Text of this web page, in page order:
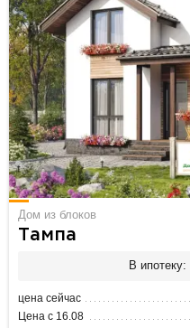
Дом из блоков
Тампа
В ипотеку:
цена сейчас
Цена с 16.08